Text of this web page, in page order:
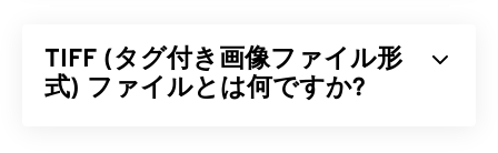
TIFF (タグ付き画像ファイル形
式) ファイルとは何ですか?